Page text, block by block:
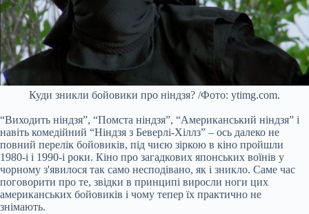
Куди зникли бойовики про ніндзя? /Фото: ytimg.com.
“Виходить ніндзя”, “Помста ніндзя”, “Американський ніндзя” і
навіть комедійний “Ніндзя з Беверлі-Хіллз” – ось далеко не
повний перелік бойовиків, під чиєю зіркою в кіно пройшли
1980-і і 1990-і роки. Кіно про загадкових японських воїнів у
чорному з'явилося так само несподівано, як і зникло. Саме час
поговорити про те, звідки в принципі виросли ноги цих
американських бойовиків і чому тепер їх практично не
знімають.